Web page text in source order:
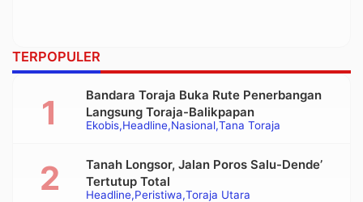
TERPOPULER
Ekobis Headline Nasional Tana Toraja
Bandara Toraja Buka Rute Penerbangan
Langsung Toraja-Balikpapan
Headline Peristiwa Toraja Utara
Tanah Longsor, Jalan Poros Salu-Dende’
Tertutup Total